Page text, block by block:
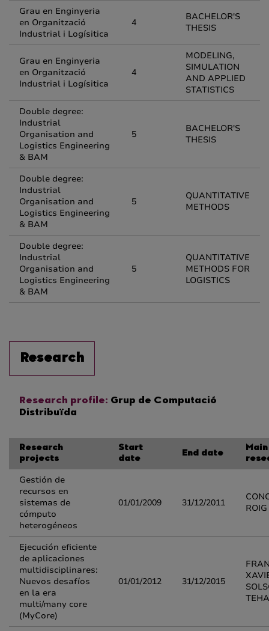
Grau en Enginyeria
en Organització
Industrial i Logísitica
4
BACHELOR'S
THESIS
Grau en Enginyeria
en Organització
Industrial i Logísitica
4
MODELING,
SIMULATION
AND APPLIED
STATISTICS
Double degree:
Industrial
Organisation and
Logistics Engineering
& BAM
5
BACHELOR'S
THESIS
Double degree:
Industrial
Organisation and
Logistics Engineering
& BAM
5
QUANTITATIVE
METHODS
Double degree:
Industrial
Organisation and
Logistics Engineering
& BAM
5
QUANTITATIVE
METHODS FOR
LOGISTICS
Research
Research profile: Grup de Computació
Distribuïda
Research
projects
Start
date
End date
Main
Gestión de
recursos en
sistemas de
cómputo
heterogéneos
01/01/2009 31/12/2011
Ejecución eficiente
de aplicaciones
multidisciplinares:
Nuevos desafíos
en la era
multi/many core
(MyCore)
01/01/2012 31/12/2015